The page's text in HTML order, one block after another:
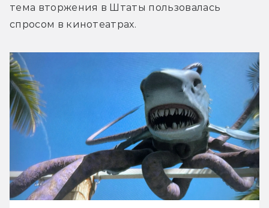
тема вторжения в Штаты пользовалась
спросом в кинотеатрах.